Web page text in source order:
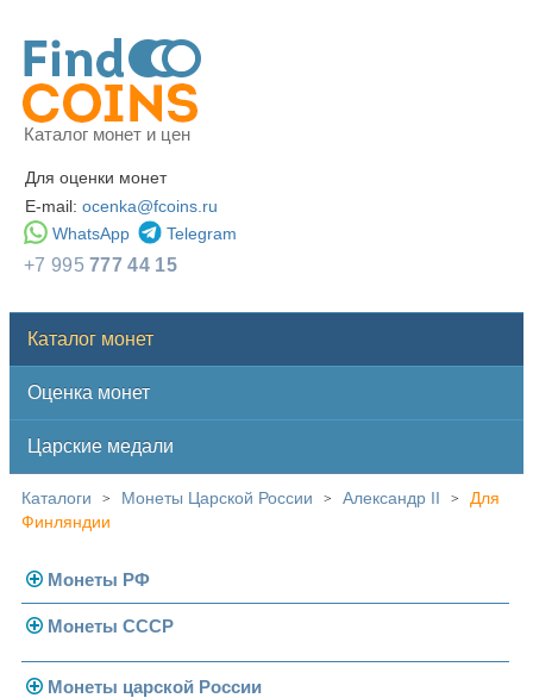
Каталог монет и цен
Для оценки монет
E-mail: ocenka@fcoins.ru
WhatsApp
Telegram
+7 995777 44 15
Каталог монет
Оценка монет
Царские медали
Каталоги > Монеты Царской России > Александр II >
Для
Финляндии
Монеты РФ
Современная Россия
Монеты 1991-1993 гг.
Монеты СССР
Погодовка СССР
Монеты царской России